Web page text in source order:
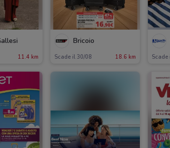
11.4 km
Bricoio
Scade il 30/08 18.6 km Scade